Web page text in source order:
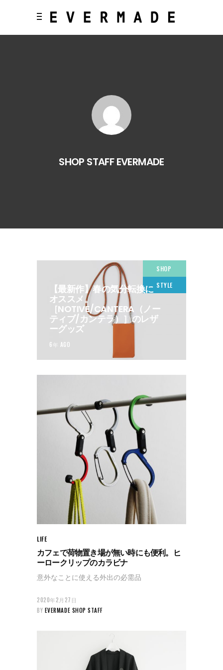
SHOP STAFF EVERMADE
SHOP
STYLE
【最新作】春の気分転換に
オススメ。
［NOTIVE/CANTERA（ノー
ティブ/カンテラ）］のレザ
ーグッズ
6年 AGO
LIFE
カフェで荷物置き場が無い時にも便利。ヒ
ーロークリップのカラビナ
意外なことに使える外出の必需品
2020年2月27日
BY EVERMADE SHOP STAFF